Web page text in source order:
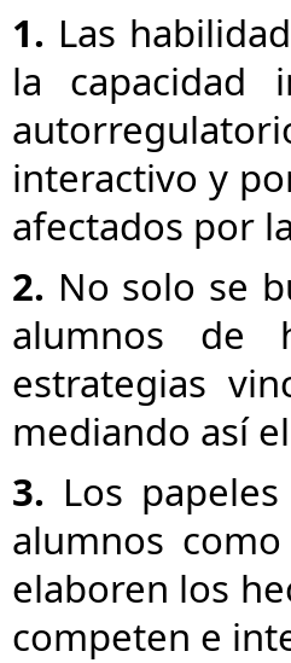
1. Las
la capacidad
interactivo y
afectados por
2. No solo se
alumnos de
estrategias
mediando así
3. Los
alumnos
elaboren los
competen e